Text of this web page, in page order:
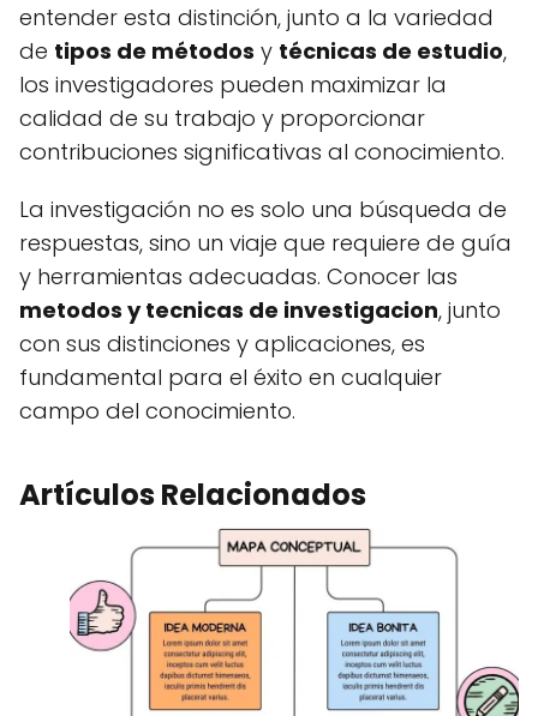
entender esta distinción, junto a la variedad
de tipos de métodos y técnicas de estudio,
los investigadores pueden maximizar la
calidad de su trabajo y proporcionar
contribuciones significativas al conocimiento.
La investigación no es solo una búsqueda de
respuestas, sino un viaje que requiere de guía
y herramientas adecuadas. Conocer las
metodos y tecnicas de investigacion, junto
con sus distinciones y aplicaciones, es
fundamental para el éxito en cualquier
campo del conocimiento.
Artículos Relacionados